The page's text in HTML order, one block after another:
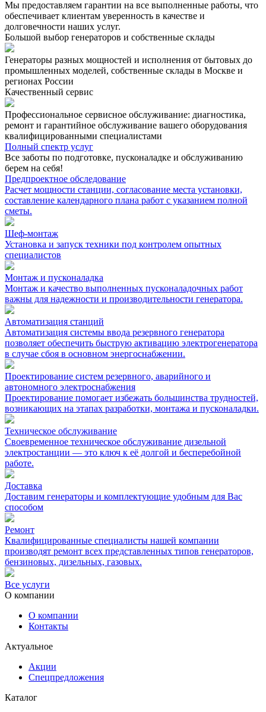
Мы предоставляем гарантии на все выполненные работы, что
обеспечивает клиентам уверенность в качестве и
долговечности наших услуг.
Большой выбор генераторов и собственные склады
Генераторы разных мощностей и исполнения от бытовых до
промышленных моделей, собственные склады в Москве и
регионах России
Качественный сервис
Профессиональное сервисное обслуживание: диагностика,
ремонт и гарантийное обслуживание вашего оборудования
квалифицированными специалистами
Полный спектр услуг
Все заботы по подготовке, пусконаладке и обслуживанию
берем на себя!
Предпроектное обследование
Расчет мощности станции, согласование места установки,
составление календарного плана работ с указанием полной
сметы.
Шеф-монтаж
Установка и запуск техники под контролем опытных
специалистов
Монтаж и пусконаладка
Монтаж и качество выполненных пусконаладочных работ
важны для надежности и производительности генератора.
Автоматизация cтанций
Автоматизация системы ввода резервного генератора
позволяет обеспечить быструю активацию электрогенератора
в случае сбоя в основном энергоснабжении.
Проектирование систем резервного, аварийного и
автономного электроснабжения
Проектирование помогает избежать большинства трудностей,
возникающих на этапах разработки, монтажа и пусконаладки.
Техническое обслуживание
Своевременное техническое обслуживание дизельной
электростанции — это ключ к её долгой и бесперебойной
работе.
Доставка
Доставим генераторы и комплектующие удобным для Вас
способом
Ремонт
Квалифицированные специалисты нашей компании
производят ремонт всех представленных типов генераторов,
бензиновых, дизельных, газовых.
Все услуги
О компании
О компании
Контакты
Актуальное
Акции
Спецпредложения
Каталог